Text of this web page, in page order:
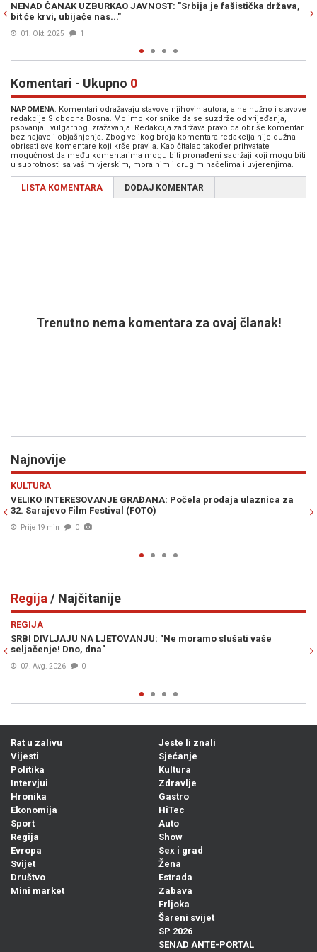
NENAD ČANAK, LIDER LIGE SOCIJALDEMOKRATA VOJVODINE:
kažem da će Rusi ubiti Vučića, ne pozivam na nasilje..."
15. Okt. 2022
Komentari - Ukupno 0
NAPOMENA: Komentari odražavaju stavove njihovih autora, a ne nužno i stavove
redakcije Slobodna Bosna. Molimo korisnike da se suzdrže od vrijeđanja,
psovanja i vulgarnog izražavanja. Redakcija zadržava pravo da obriše komentar
bez najave i objašnjenja. Zbog velikog broja komentara redakcija nije dužna
obrisati sve komentare koji krše pravila. Kao čitalac također prihvatate
mogućnost da među komentarima mogu biti pronađeni sadržaji koji mogu biti
u suprotnosti sa vašim vjerskim, moralnim i drugim načelima i uvjerenjima.
LISTA KOMENTARA DODAJ KOMENTAR
Trenutno nema komentara za ovaj članak!
Najnovije
za
VELIKO PRIZNANJE ZA BH. KINEMATOGRAFIJU: Film
Dina Mustafića pokorio hrvatski festival i osvojio srca
Prije 28 min
Regija / Najčitanije
vaše
OTVORENO, IZ SRBIJE: Nakon dolaska Volodimira
uslijedio je bolan udarac radikalnom krilu Vučićeve
Rat u zalivu
Vijesti
Politika
Intervjui
Hronika
Ekonomija
Sport
Regija
Evropa
Svijet
Društvo
Mini market
Jeste li znali
Sjećanje
Kultura
Zdravlje
Gastro
HiTec
Auto
Show
Sex i grad
Žena
Estrada
Zabava
Frljoka
Šareni svijet
SP 2026
SENAD ANTE-PORTAL